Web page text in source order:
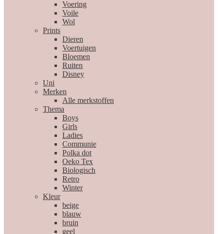
Voering
Voile
Wol
Prints
Dieren
Voertuigen
Bloemen
Ruiten
Disney
Uni
Merken
Alle merkstoffen
Thema
Boys
Girls
Ladies
Communie
Polka dot
Oeko Tex
Biologisch
Retro
Winter
Kleur
beige
blauw
bruin
geel